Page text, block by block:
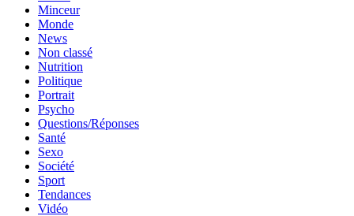
Minceur
Monde
News
Non classé
Nutrition
Politique
Portrait
Psycho
Questions/Réponses
Santé
Sexo
Société
Sport
Tendances
Vidéo